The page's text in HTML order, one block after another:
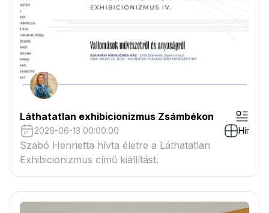
Láthatatlan exhibicionizmus Zsámbékon
2026-06-13 00:00:00 Hír
Szabó Henrietta hívta életre a Láthatatlan
Exhibicionizmus című kiállítást.